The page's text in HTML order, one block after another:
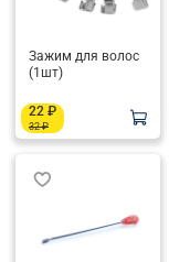
Зажим для волос
(1шт)
22 ₽
32 ₽